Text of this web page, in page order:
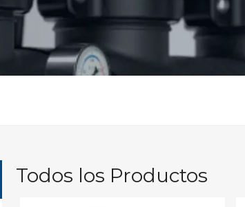
Todos los Productos